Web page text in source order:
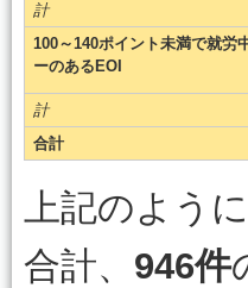
計
100～140ポイント未満で就労
ーのあるEOI
計
合計
上記のよう
合計、 946件